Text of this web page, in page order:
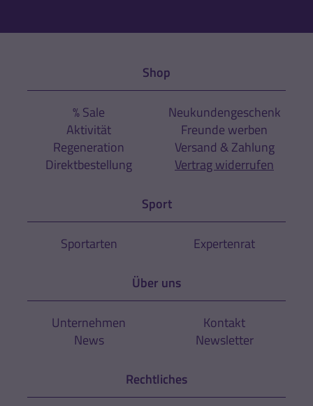
Shop
% Sale
Aktivität
Regeneration
Direktbestellung
Neukundengeschenk
Freunde werben
Versand & Zahlung
Vertrag widerrufen
Sport
Sportarten Expertenrat
Über uns
Unternehmen
News
Kontakt
Newsletter
Rechtliches